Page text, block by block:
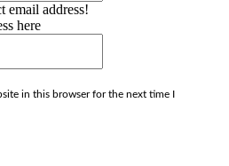
email address!
here
in this browser for the next time I